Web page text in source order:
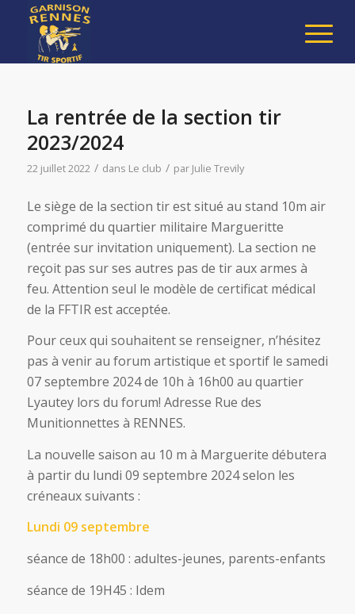
La rentrée de la section tir
2023/2024
22 juillet 2022 / dans Le club / par Julie Trevily
Le siège de la section tir est situé au stand 10m air
comprimé du quartier militaire Margueritte
(entrée sur invitation uniquement). La section ne
reçoit pas sur ses autres pas de tir aux armes à
feu. Attention seul le modèle de certificat médical
de la FFTIR est acceptée.
Pour ceux qui souhaitent se renseigner, n’hésitez
pas à venir au forum artistique et sportif le samedi
07 septembre 2024 de 10h à 16h00 au quartier
Lyautey lors du forum! Adresse Rue des
Munitionnettes à RENNES.
La nouvelle saison au 10 m à Marguerite débutera
à partir du lundi 09 septembre 2024 selon les
créneaux suivants :
Lundi 09 septembre
séance de 18h00 : adultes-jeunes, parents-enfants
séance de 19H45 : Idem